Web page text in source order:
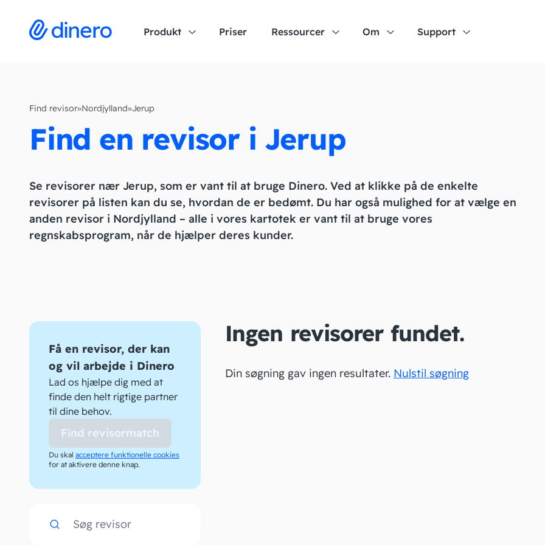
Produkt Priser Ressourcer Om Support
Find revisor»Nordjylland»Jerup
Find en revisor i Jerup
Se revisorer nær Jerup, som er vant til at bruge Dinero. Ved at klikke på de enkelte
revisorer på listen kan du se, hvordan de er bedømt. Du har også mulighed for at vælge en
anden revisor i Nordjylland – alle i vores kartotek er vant til at bruge vores
regnskabsprogram, når de hjælper deres kunder.
Få en revisor, der kan
og vil arbejde i Dinero
Lad os hjælpe dig med at
finde den helt rigtige partner
til dine behov.
Find revisormatch
Du skal acceptere funktionelle cookies
for at aktivere denne knap.
Ingen revisorer fundet.
Din søgning gav ingen resultater. Nulstil søgning